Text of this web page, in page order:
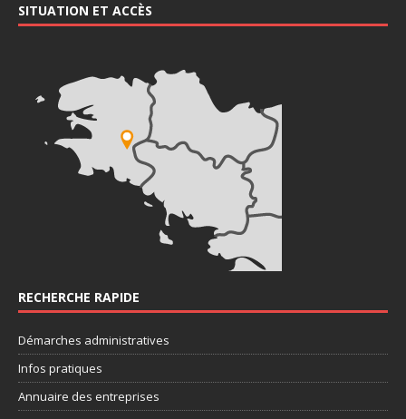
SITUATION ET ACCÈS
RECHERCHE RAPIDE
Démarches administratives
Infos pratiques
Annuaire des entreprises